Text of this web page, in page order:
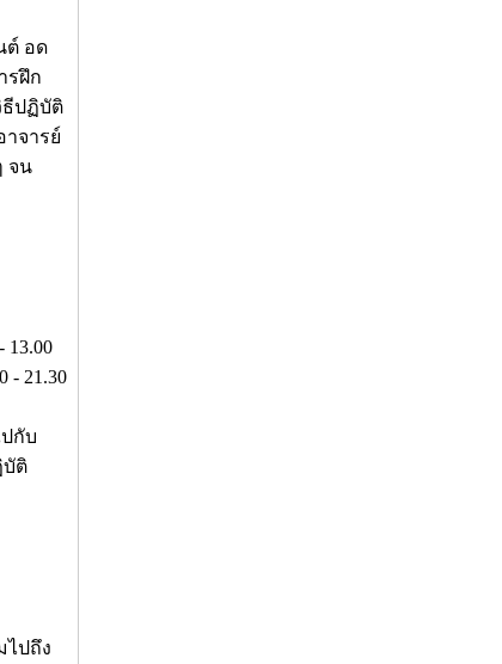
ต์ อด
รฝึก
ธีปฏิบัติ
จารย์
จน
- 21.30
กับ
บัติ
ไปถึง